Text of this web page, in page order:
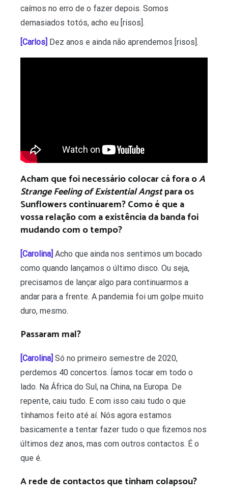
caímos no erro de o fazer depois. Somos
demasiados totós, acho eu [risos].
[Carlos] Dez anos e ainda não aprendemos [risos].
Acham que foi necessário colocar cá fora oA
Strange Feeling of Existential Angstpara os
Sunflowers continuarem? Como é que a
vossa relação com a existência da banda foi
mudando com o tempo?
[Carolina] Acho que ainda nos sentimos um bocado
como quando lançamos o último disco. Ou seja,
precisamos de lançar algo para continuarmos a
andar para a frente. A pandemia foi um golpe muito
duro, mesmo.
Passaram mal?
[Carolina] Só no primeiro semestre de 2020,
perdemos 40 concertos. Íamos tocar em todo o
lado. Na África do Sul, na China, na Europa. De
repente, caiu tudo. E com isso caiu tudo o que
tínhamos feito até aí. Nós agora estamos
basicamente a tentar fazer tudo o que fizemos nos
últimos dez anos, mas com outros contactos. É o
que é.
A rede de contactos que tinham colapsou?